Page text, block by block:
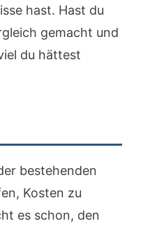
hast. Hast du
gemacht und
du hättest
bestehenden
Kosten zu
es schon, den